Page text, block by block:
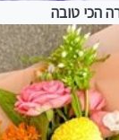
הכי טובה